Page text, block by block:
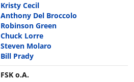
Kristy Cecil
Anthony Del Broccolo
Robinson Green
Chuck Lorre
Steven Molaro
Bill Prady
FSK o.A.